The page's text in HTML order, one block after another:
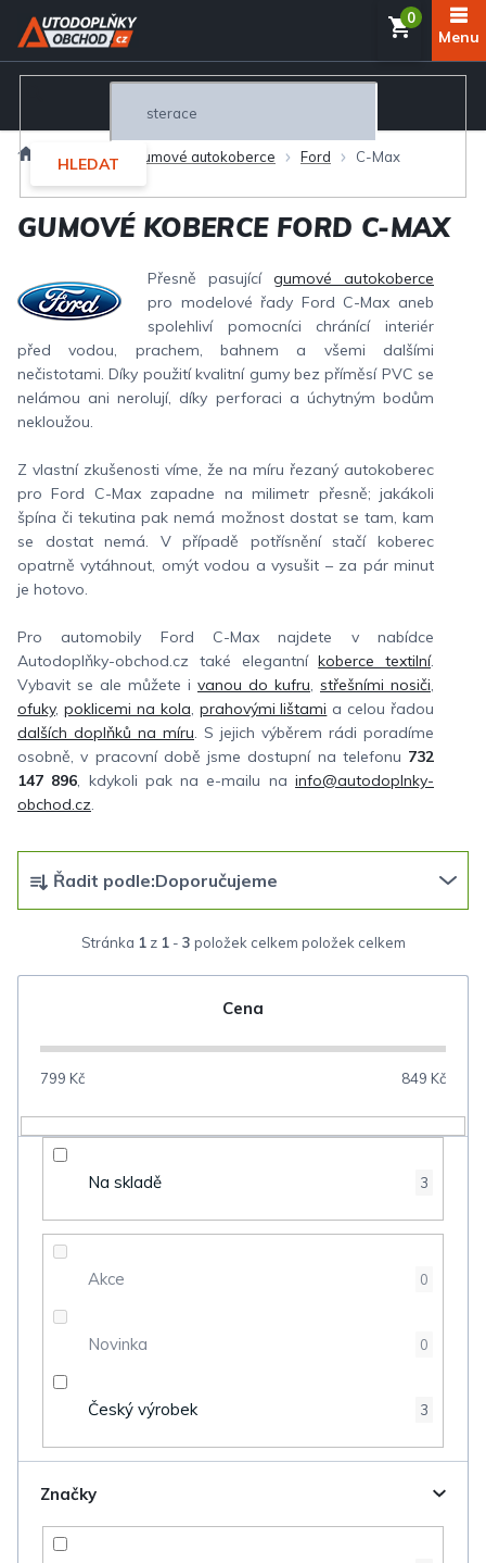
Přejít
obsah
HLEDAT
Interiér Gumové autokoberce Ford C-Max
GUMOVÉ KOBERCE FORD C-MAX
Přesně pasující gumové autokoberce
pro modelové řady Ford C-Max aneb
spolehliví pomocníci chránící interiér
před vodou, prachem, bahnem a všemi dalšími
nečistotami. Díky použití kvalitní gumy bez příměsí PVC se
nelámou ani nerolují, díky perforaci a úchytným bodům
nekloužou.
Z vlastní zkušenosti víme, že na míru řezaný autokoberec
pro Ford C-Max zapadne na milimetr přesně; jakákoli
špína či tekutina pak nemá možnost dostat se tam, kam
se dostat nemá. V případě potřísnění stačí koberec
opatrně vytáhnout, omýt vodou a vysušit – za pár minut
je hotovo.
Pro automobily Ford C-Max najdete v nabídce
Autodoplňky-obchod.cz také elegantníkoberce textilní.
Vybavit se ale můžete i vanou do kufru, střešními nosiči,
ofuky, poklicemi na kola, prahovými lištami a celou řadou
dalších doplňků na míru. S jejich výběrem rádi poradíme
osobně, v pracovní době jsme dostupní na telefonu 732
147 896, kdykoli pak na e-mailu nainfo@autodoplnky-
obchod.cz.
Stránka 1z 1- 3 položek celkem
a
e
o
Řadit podle:Doporučujeme
Cena
799 Kč 849 Kč
Na skladě 3
Akce 0
Novinka 0
Český výrobek 3
Značky